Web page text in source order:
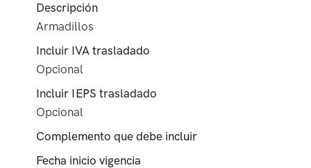
Descripción
Armadillos
Incluir IVA trasladado
Opcional
Incluir IEPS trasladado
Opcional
Complemento que debe incluir
Fecha inicio vigencia